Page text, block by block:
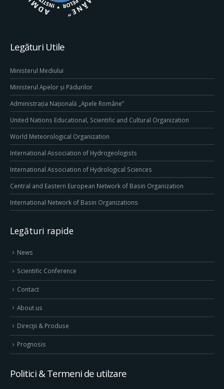
Legături Utile
Ministerul Mediului
Ministerul Apelor și Pădurilor
Administrația Națională „Apele Române”
United Nations Educational, Scientific and Cultural Organization
World Meteorological Organization
International Association of Hydrogeologists
International Association of Hydrological Sciences
Central and Eastern European Network of Basin Organization
International Network of Basin Organizations
Legături rapide
News
Scientific Conference
Contact
About us
Direcţii & Produse
Prognosis
Politici & Termeni de utilzare